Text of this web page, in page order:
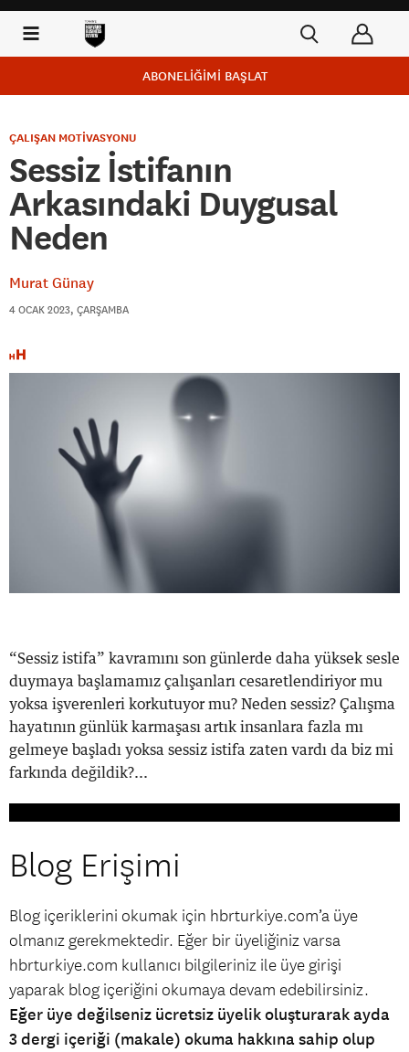
ABONELİĞİMİ BAŞLAT
ÇALIŞAN MOTİVASYONU
Sessiz İstifanın
Arkasındaki Duygusal
Neden
Murat Günay
4 OCAK 2023, ÇARŞAMBA
“Sessiz istifa” kavramını son günlerde daha yüksek sesle
duymaya başlamamız çalışanları cesaretlendiriyor mu
yoksa işverenleri korkutuyor mu? Neden sessiz? Çalışma
hayatının günlük karmaşası artık insanlara fazla mı
gelmeye başladı yoksa sessiz istifa zaten vardı da biz mi
farkında değildik?...
Blog Erişimi
Blog içeriklerini okumak için hbrturkiye.com’a üye
olmanız gerekmektedir. Eğer bir üyeliğiniz varsa
hbrturkiye.com kullanıcı bilgileriniz ile üye girişi
yaparak blog içeriğini okumaya devam edebilirsiniz.
Eğer üye değilseniz ücretsiz üyelik oluşturarak ayda
3 dergi içeriği (makale) okuma hakkına sahip olup